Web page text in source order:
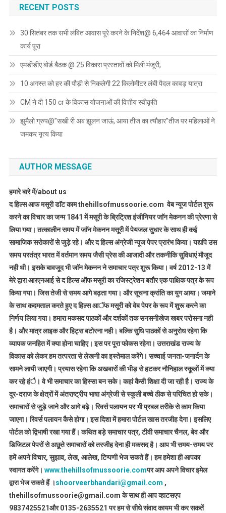
RECENT POSTS
30 सितंबर तक सभी लंबित आवास पूरे करने के निर्देश@ 6,464 आवासों का निर्माण
कार्य पूरा
एमडीडीए बोर्ड बैठक @ 25 विकास प्रस्तावों को मिली मंजूरी,
10 अगस्त को हर की पौड़ी से निकलेगी 22 किलोमीटर लंबी पैदल कावड़ यात्रा
CM ने दी 150 cr के विकास योजनाओं की वित्तीय स्वीकृति
झुमैलो ग्रुप@”सखी री अब झूलन जाऊं, आया तीज का त्यौहार”तीज पर महिलाओं ने
जमकर नृत्य किया
AUTHOR MESSAGE
हमारे बारे में/about us
द हिल्स आफ मसूरी डाॅट काम thehillsofmussoorie.com वेब न्यूज पोर्टल शुरू
करने का विचार का जन्म 1841 में मसूरी के ब्रिट्रिश इंजीनियर जाॅन मेकनन की प्रेरणा से
लिया गया। तत्कालीन समय में जाॅन मेकनन मसूरी में पेयजल सुधार के साथ ही कई
सामाजिक सरोकारों से जुड़े रहे। और द हिल्स अंग्रेजी न्यूज पेपर प्रारंभ किया। यद्यपि उस
समय परतंत्र भारत में वर्तमान समय जैसी प्रेस की आजादी और तकनीकि सुविधाएं मौजूद
नही थी। इसके बावजूद भी जाॅन मेकनन ने समाचार पत्र शुरू किया। वर्ष 2012-13 में
मेरे द्वारा आरएनआई से द हिल्स ऑफ मसूरी का रजिस्ट्रेशन बतौर एक पाक्षिक पत्र के रूप
किया गया। जिस तेजी से समय आगे बढ़ता गया। और सूचना क्रांति का युग आया। जमाने
के साथ कदमताल करते हुए द हिल्स आॅफ मसूरी को वेब पेपर के रूप में शुरू करने का
निर्णय लिया गया। हमारा मकसद पाठकों और दर्शकों तक सनसनीखेज खबर परोसना नही
है। और मात्र लाइक और हिट्स बटोरना नही। बल्कि सुधि पाठकों से अनुरोध रहेगा कि
व्यापक जनहित में क्या होना चाहिए। इस पर पूरा फोकस रहेगा। उत्तराखंड राज्य के
विकास को लेकर हम तत्परता से लेखनी का इस्तेमाल करेंगे। सच्चाई जनता-जनार्दन के
सामने लायी जाएगी। प्रयास रहेगा कि अखबारों की भीड़ से हटकर नौनिहाल स्कूलों में क्या
कर रहे हंै। वे भी समाचार का हिस्सा बन सके। कहां कैसी शिक्षा दी जा रही है। राज्य के
दूर-दराज के क्षेत्रों में अंतराष्ट्रीय भाषा अंग्रेजी से स्कूली बच्चे ठीक से परिचित हो सके।
समाचारों से जुड़े जाने और आगे बढ़े। रिवर्स पलायन पर भी प्रबल तरीके से काम किया
जाएगा। रिवर्स पलायन कैसे होगा। इस दिशा में हमारा पोर्टल खास तरजीह देगा। इसलिए
पोर्टल को द्विभाषी रखा गया हैं। कथित बड़े समाचार पत्र, टीवी समाचार चैनल, बेव और
डिजिटल पेपरों से अछूते समाचारों को तरजीह देना ही मकसद है। आप भी समय-समय पर
हमें अपने विचार, सुझाव, लेख, आलेख, टिप्पणी भेज सकते हैं। हम हमेशा ही आपका
स्वागत करेंगे। www.thehillsofmussoorie.comपर आप अपने विचार इमेल
द्वारा भेज सकते हैं ।shoorveerbhandari@gmail.com ,
thehillsofmussoorie@gmail.com के साथ ही आप व्हाटसएप
9837425521और 0135-2635521 पर हम से सीधे संवाद कायम भी कर सकतें